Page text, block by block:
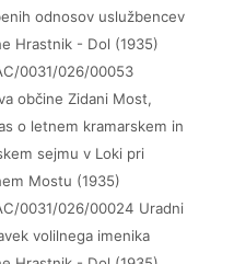
odnosov uslužbencev
Hrastnik - Dol (1935)
0031/026/00053
občine Zidani Most,
o letnem kramarskem in
sejmu v Loki pri
Mostu (1935)
0031/026/00024 Uradni
volilnega imenika